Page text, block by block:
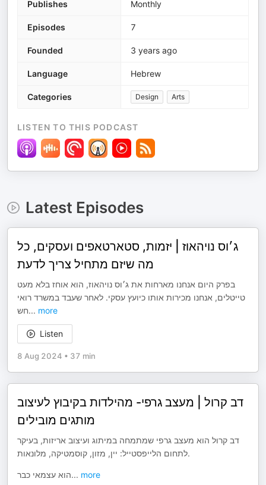
Publishes Monthly
Episodes 7
Founded 3 years ago
Language Hebrew
Categories Design Arts
LISTEN TO THIS PODCAST
Latest Episodes
ג׳וס נויהאוז | יזמות, סטארטאפים ועסקים, כל
מה שיזם מתחיל צריך לדעת
בפרק היום אנחנו מארחות את ג׳וס נויהאוז, הוא אוחז בלא מעט
טייטלים, אנחנו מכירות אותו כיועץ עסקי. לאחר שעבד במשרד רואי
חש... more
Listen
8 Aug 2024 • 37 min
דב קרול | מעצב גרפי- מהילדות בקיבוץ לעיצוב
מותגים מובילים
דב קרול הוא מעצב גרפי שמתמחה במיתוג ועיצוב אריזות, בעיקר
לתחום הלייפסטייל: יין, מזון, קוסמטיקה, מלונאות.
הוא עצמאי כבר... more